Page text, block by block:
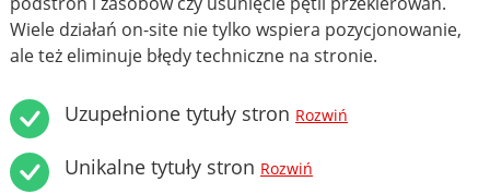
Wiele działań on-site nie tylko wspiera pozycjonowanie,
ale też eliminuje błędy techniczne na stronie.
Uzupełnione tytuły stron Rozwiń
Unikalne tytuły stron Rozwiń